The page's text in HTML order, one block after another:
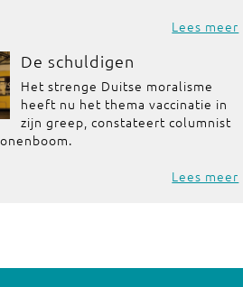
Lees meer
De schuldigen
Het strenge Duitse moralisme
heeft nu het thema vaccinatie in
zijn greep, constateert columnist
Lees meer